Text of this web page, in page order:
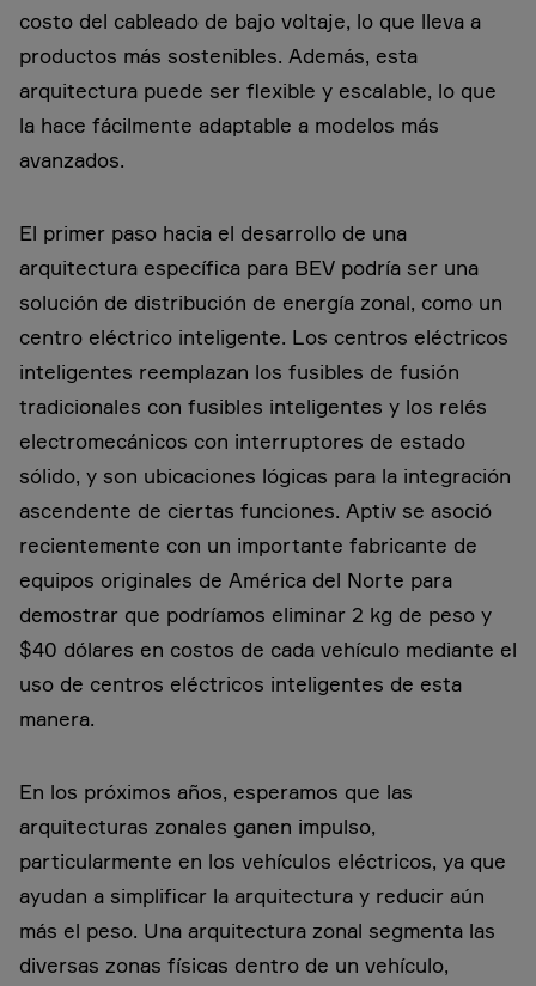
costo del cableado de bajo voltaje, lo que lleva a
productos más sostenibles. Además, esta
arquitectura puede ser flexible y escalable, lo que
la hace fácilmente adaptable a modelos más
avanzados.
El primer paso hacia el desarrollo de una
arquitectura específica para BEV podría ser una
solución de distribución de energía zonal, como un
centro eléctrico inteligente. Los centros eléctricos
inteligentes reemplazan los fusibles de fusión
tradicionales con fusibles inteligentes y los relés
electromecánicos con interruptores de estado
sólido, y son ubicaciones lógicas para la integración
ascendente de ciertas funciones. Aptiv se asoció
recientemente con un importante fabricante de
equipos originales de América del Norte para
demostrar que podríamos eliminar 2 kg de peso y
$40 dólares en costos de cada vehículo mediante el
uso de centros eléctricos inteligentes de esta
manera.
En los próximos años, esperamos que las
arquitecturas zonales ganen impulso,
particularmente en los vehículos eléctricos, ya que
ayudan a simplificar la arquitectura y reducir aún
más el peso. Una arquitectura zonal segmenta las
diversas zonas físicas dentro de un vehículo,